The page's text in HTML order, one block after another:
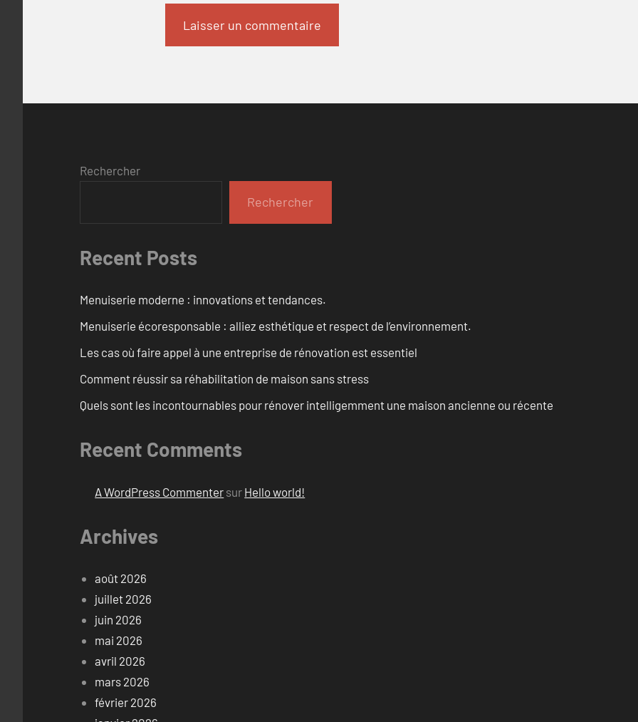
Rechercher
Rechercher
Recent Posts
Menuiserie moderne : innovations et tendances.
Menuiserie écoresponsable : alliez esthétique et respect de l’environnement.
Les cas où faire appel à une entreprise de rénovation est essentiel
Comment réussir sa réhabilitation de maison sans stress
Quels sont les incontournables pour rénover intelligemment une maison ancienne ou récente
Recent Comments
A WordPress Commenter sur Hello world!
Archives
août 2026
juillet 2026
juin 2026
mai 2026
avril 2026
mars 2026
février 2026